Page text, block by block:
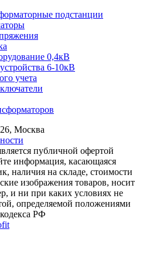
подстанции
0,4кВ
6-10кВ
учета
Москва
публичной офертой
информация, касающаяся
наличия на складе, стоимости
изображения товаров, носит
и ни при каких условиях не
определяемой положениями
РФ